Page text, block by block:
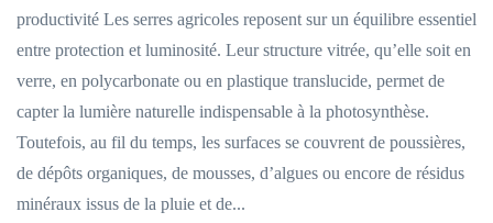
productivité Les serres agricoles reposent sur un équilibre essentiel
entre protection et luminosité. Leur structure vitrée, qu’elle soit en
verre, en polycarbonate ou en plastique translucide, permet de
capter la lumière naturelle indispensable à la photosynthèse.
Toutefois, au fil du temps, les surfaces se couvrent de poussières,
de dépôts organiques, de mousses, d’algues ou encore de résidus
minéraux issus de la pluie et de...